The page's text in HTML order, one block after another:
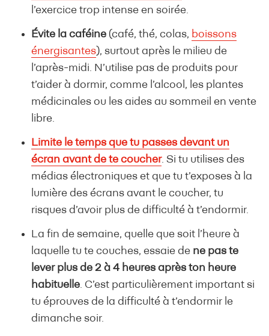
l’exercice trop intense en soirée.
Évite la caféine (café, thé, colas, boissons
énergisantes), surtout après le milieu de
l’après-midi. N’utilise pas de produits pour
t’aider à dormir, comme l’alcool, les plantes
médicinales ou les aides au sommeil en vente
libre.
Limite le temps que tu passes devant un
écran avant de te coucher. Si tu utilises des
médias électroniques et que tu t’exposes à la
lumière des écrans avant le coucher, tu
risques d’avoir plus de difficulté à t’endormir.
La fin de semaine, quelle que soit l’heure à
laquelle tu te couches, essaie de ne pas te
lever plus de 2 à 4 heures après ton heure
habituelle. C’est particulièrement important si
tu éprouves de la difficulté à t’endormir le
dimanche soir.